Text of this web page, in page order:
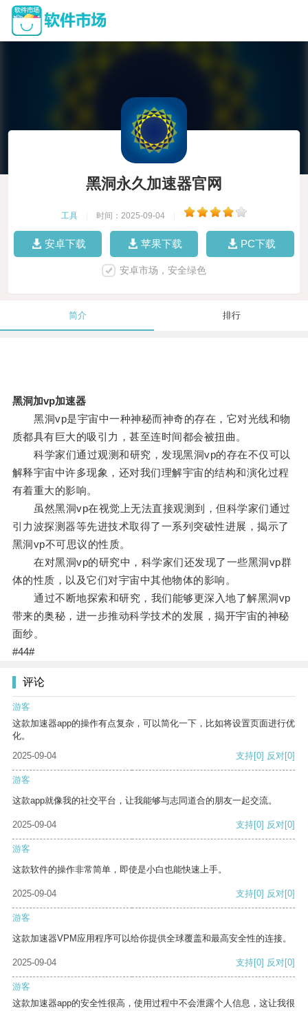
黑洞永久加速器官网
工具 时间：2025-09-04
安卓下载 苹果下载 PC下载
安卓市场，安全绿色
简介 排行
黑洞加vp加速器
黑洞vp是宇宙中一种神秘而神奇的存在，它对光线和物
质都具有巨大的吸引力，甚至连时间都会被扭曲。
科学家们通过观测和研究，发现黑洞vp的存在不仅可以
解释宇宙中许多现象，还对我们理解宇宙的结构和演化过程
有着重大的影响。
虽然黑洞vp在视觉上无法直接观测到，但科学家们通过
引力波探测器等先进技术取得了一系列突破性进展，揭示了
黑洞vp不可思议的性质。
在对黑洞vp的研究中，科学家们还发现了一些黑洞vp群
体的性质，以及它们对宇宙中其他物体的影响。
通过不断地探索和研究，我们能够更深入地了解黑洞vp
带来的奥秘，进一步推动科学技术的发展，揭开宇宙的神秘
面纱。
#44#
评论
游客
这款加速器app的操作有点复杂，可以简化一下，比如将设置页面进行优
化。
2025-09-04
支持[0] 反对[0]
游客
这款app就像我的社交平台，让我能够与志同道合的朋友一起交流。
2025-09-04 支持[0] 反对[0]
游客
这款软件的操作非常简单，即使是小白也能快速上手。
2025-09-04 支持[0] 反对[0]
游客
这款加速器VPM应用程序可以给你提供全球覆盖和最高安全性的连接。
2025-09-04 支持[0] 反对[0]
游客
这款加速器app的安全性很高，使用过程中不会泄露个人信息，这让我很